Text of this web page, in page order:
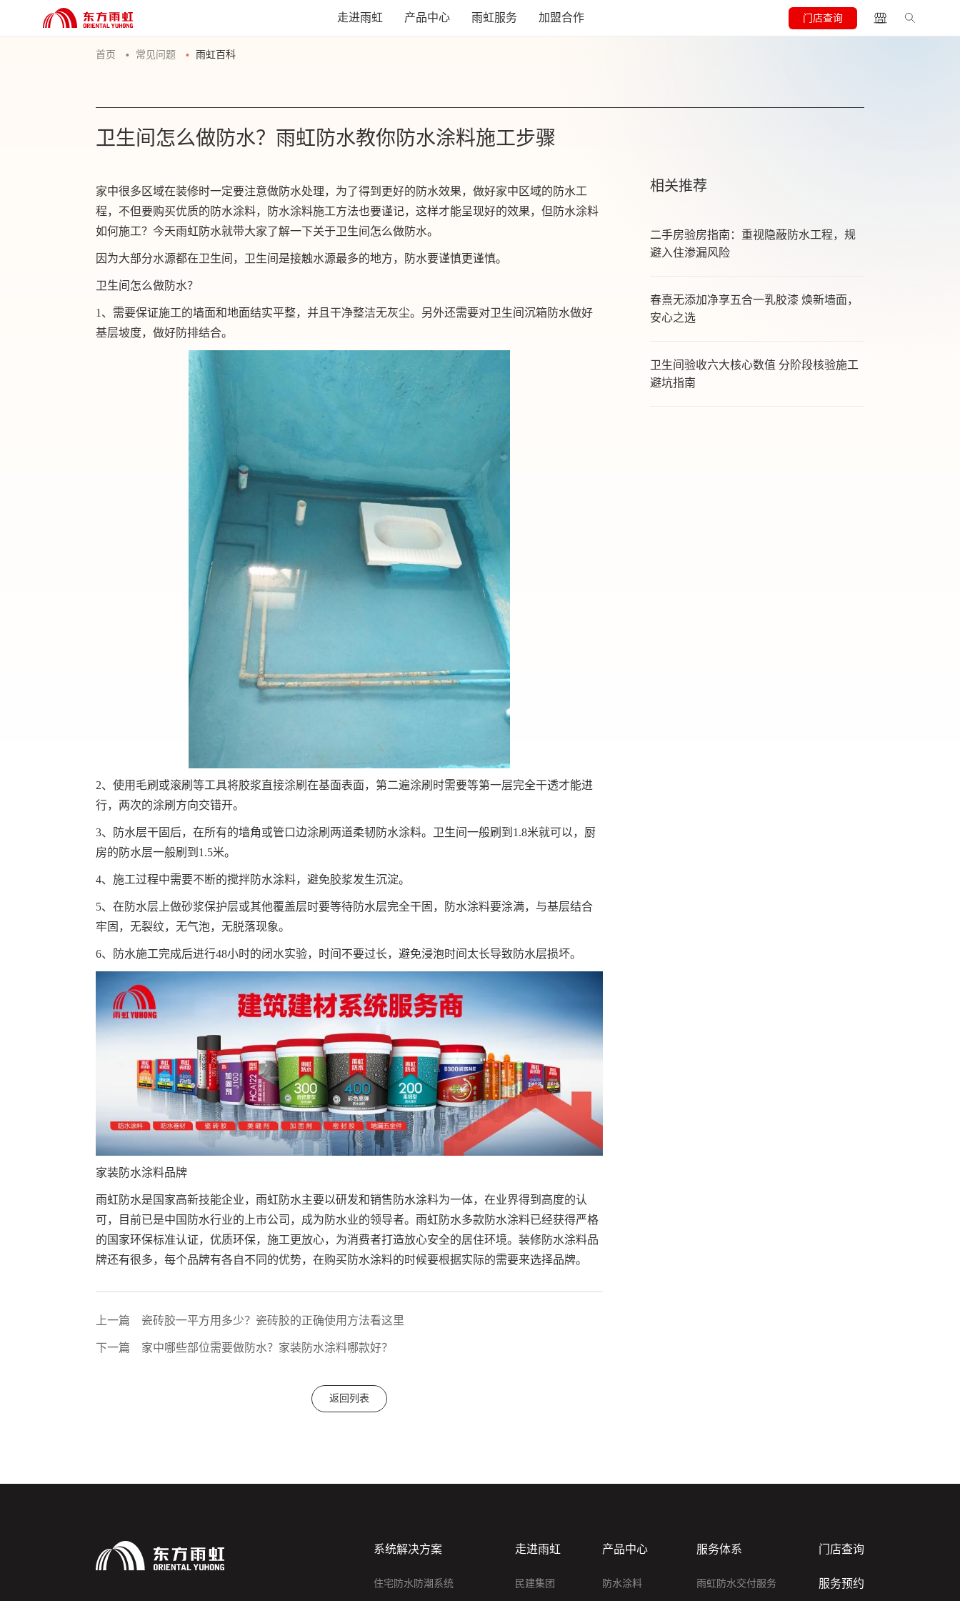
走进雨虹 产品中心 雨虹服务 加盟合作 门店查询
首页 常见问题 雨虹百科
卫生间怎么做防水？雨虹防水教你防水涂料施工步骤
家中很多区域在装修时一定要注意做防水处理，为了得到更好的防水效果，做好家中区域的防水工
程，不但要购买优质的防水涂料，防水涂料施工方法也要谨记，这样才能呈现好的效果，但防水涂料
如何施工？今天雨虹防水就带大家了解一下关于卫生间怎么做防水。
因为大部分水源都在卫生间，卫生间是接触水源最多的地方，防水要谨慎更谨慎。
卫生间怎么做防水？
1、需要保证施工的墙面和地面结实平整，并且干净整洁无灰尘。另外还需要对卫生间沉箱防水做好
基层坡度，做好防排结合。
2、使用毛刷或滚刷等工具将胶浆直接涂刷在基面表面，第二遍涂刷时需要等第一层完全干透才能进
行，两次的涂刷方向交错开。
3、防水层干固后，在所有的墙角或管口边涂刷两道柔韧防水涂料。卫生间一般刷到1.8米就可以，厨
房的防水层一般刷到1.5米。
4、施工过程中需要不断的搅拌防水涂料，避免胶浆发生沉淀。
5、在防水层上做砂浆保护层或其他覆盖层时要等待防水层完全干固，防水涂料要涂满，与基层结合
牢固，无裂纹，无气泡，无脱落现象。
6、防水施工完成后进行48小时的闭水实验，时间不要过长，避免浸泡时间太长导致防水层损坏。
家装防水涂料品牌
雨虹防水是国家高新技能企业，雨虹防水主要以研发和销售防水涂料为一体，在业界得到高度的认
可，目前已是中国防水行业的上市公司，成为防水业的领导者。雨虹防水多款防水涂料已经获得严格
的国家环保标准认证，优质环保，施工更放心，为消费者打造放心安全的居住环境。装修防水涂料品
牌还有很多，每个品牌有各自不同的优势，在购买防水涂料的时候要根据实际的需要来选择品牌。
上一篇 瓷砖胶一平方用多少？瓷砖胶的正确使用方法看这里
下一篇 家中哪些部位需要做防水？家装防水涂料哪款好？
返回列表
相关推荐
二手房验房指南：重视隐蔽防水工程，规
避入住渗漏风险
春熹无添加净享五合一乳胶漆 焕新墙面，
安心之选
卫生间验收六大核心数值 分阶段核验施工
避坑指南
系统解决方案
住宅防水防潮系统
走进雨虹
民建集团
产品中心
防水涂料
服务体系
雨虹防水交付服务
门店查询
服务预约